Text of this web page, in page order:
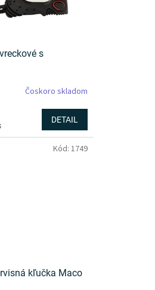
s
Čoskoro skladom
DETAIL
kľučka Maco
Kód: 1749